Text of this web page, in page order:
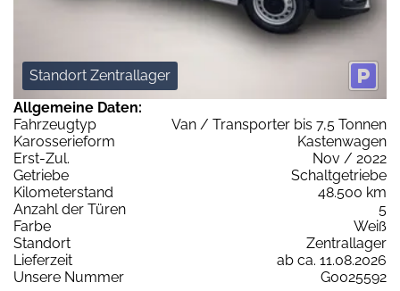
Standort Zentrallager
Allgemeine Daten:
Fahrzeugtyp
Van / Transporter bis 7,5 Tonnen
Karosserieform
Kastenwagen
Erst-Zul.
Nov / 2022
Getriebe
Schaltgetriebe
Kilometerstand
48.500 km
Anzahl der Türen
5
Farbe
Weiß
Standort
Zentrallager
Lieferzeit
ab ca. 11.08.2026
Unsere Nummer
G0025592